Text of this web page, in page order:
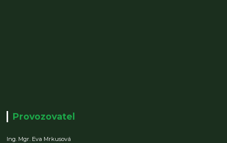
Provozovatel
Ing. Mgr. Eva Mrkusová